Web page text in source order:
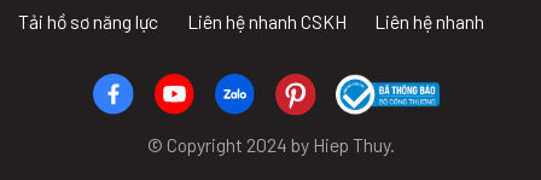
Tải hồ sơ năng lực Liên hệ nhanh CSKH Liên hệ nhanh
© Copyright 2024 by Hiep Thuy.